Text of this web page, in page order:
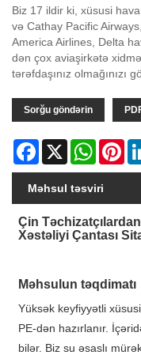
Biz 17 ildir ki, xüsusi
və Cathay Pacific
America Airlines, Delta
dən çox aviaşirkətə
tərəfdaşınız olmağınızı
Sorğu göndərin
Facebook
X WhatsApp
Məhsul təsviri
Çin
Xəstəliyi Çantası
Məhsulun təqdimatı
Yüksək keyfiyyətli
PE-dən hazırlanır.
bilər. Biz su əsaslı